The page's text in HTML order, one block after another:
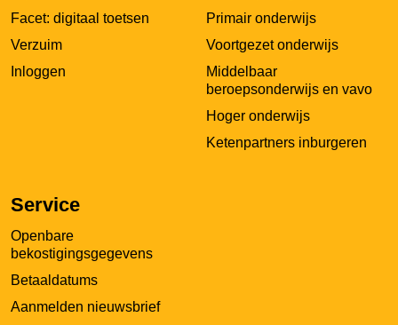
nieuw
Facet: digitaal toetsen
Verzuim
Inloggen
Primair onderwijs
Voortgezet onderwijs
Middelbaar
beroepsonderwijs en vavo
Hoger onderwijs
Ketenpartners inburgeren
Service
Openbare
bekostigingsgegevens
Betaaldatums
Aanmelden nieuwsbrief